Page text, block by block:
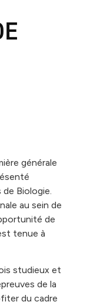
générale
de Biologie.
au sein de
de
tenue à
studieux et
de la
du cadre